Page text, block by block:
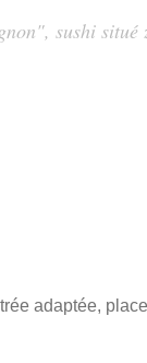
sushi situé
adaptée,